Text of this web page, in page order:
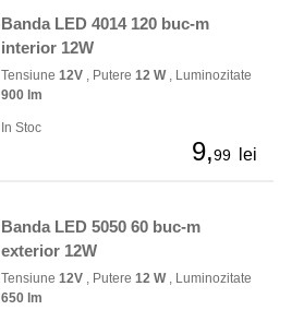
Banda LED 4014 120 buc-m
interior 12W
Tensiune 12V , Putere 12 W, Luminozitate
900 lm
In Stoc
9,99 lei
Banda LED 5050 60 buc-m
exterior 12W
Tensiune 12V , Putere 12 W, Luminozitate
650 lm